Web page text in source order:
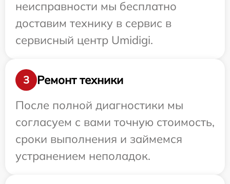
неисправности мы бесплатно
доставим технику в сервис в
сервисный центр Umidigi.
3
Ремонт техники
После полной диагностики мы
согласуем с вами точную стоимость,
сроки выполнения и займемся
устранением неполадок.